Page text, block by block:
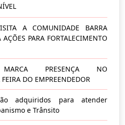
A COMUNIDADE BARRA
PARA FORTALECIMENTO
MARCA PRESENÇA NO
DO EMPREENDEDOR
adquiridos para atender
e Trânsito